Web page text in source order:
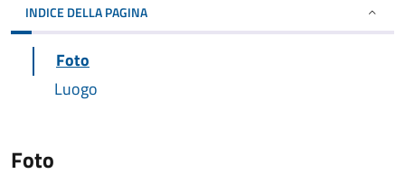
INDICE DELLA PAGINA
Foto
Luogo
Foto